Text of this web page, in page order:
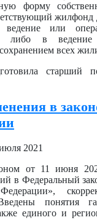
форму
жилфонд
ведение или
либо в ведение
всех
старший
в
2021
от 11 июня
в Федеральный
понятия
единого и